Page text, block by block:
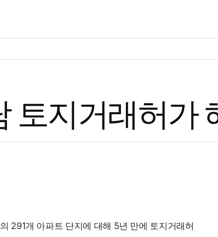
토지거래허가
291개 아파트 단지에 대해 5년 만에 토지거래허